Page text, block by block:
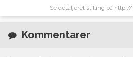
Se detaljeret stilling på
Kommentarer